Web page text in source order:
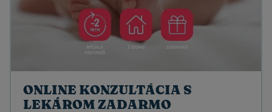
ONLINE KONZULTÁCIA S
LEKÁROM ZADARMO